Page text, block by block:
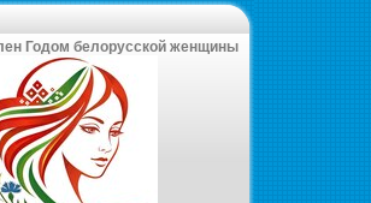
Годом белорусской женщины